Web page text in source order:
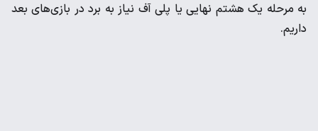
به مرحله یک هشتم نهایی یا پلی آف نیاز به برد در بازی‌های بعد
داریم.